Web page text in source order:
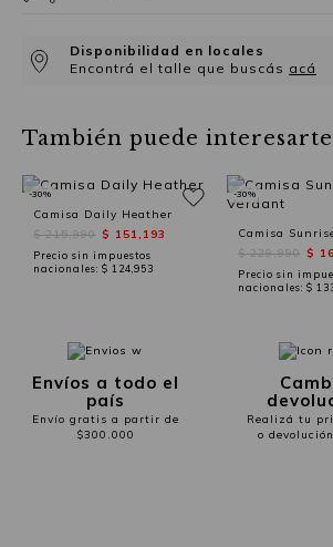
Disponibilidad en locales
Encontrá el talle que buscás acá
También puede interesarte
Camisa Daily Heather
$ 215,990 $ 151,193
Precio sin impuestos
nacionales: $ 124,953
-30%
Camisa
$ 229,990 $
Precio sin
nacionales: $
-30%
Envíos a todo el
país
Envío gratis a partir de
$300.000
Realizá tu
o